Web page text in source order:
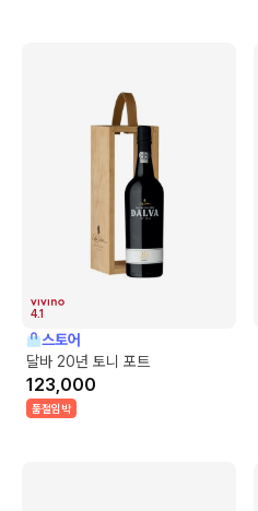
4.1
스토어
달바 20년 토니 포트
123,000
품절임박